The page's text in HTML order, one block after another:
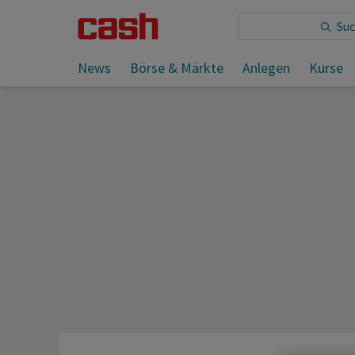
News Börse & Märkte Anlegen Kurse
Sie lesen: